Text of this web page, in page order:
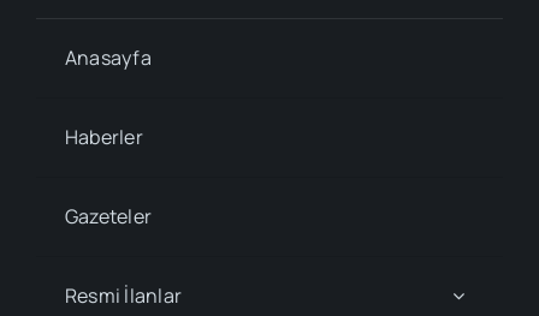
Anasayfa
Haberler
Gazeteler
Resmi İlanlar